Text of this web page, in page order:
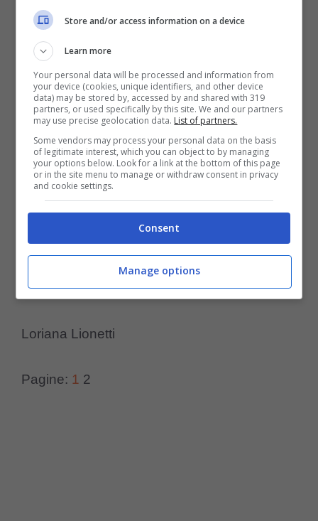
secondi complimenti
riusciti continuate a tenere la mente allenata
con iltest visiviper svilupparemaggiori
capacità di osservazione e una maggiore
elasticità mentale
Le informazioni presenti in questo articolo
hanno il solo scopo di curiosità e
intrattenimento, senza alcuna pretesa
scientifica.
Loriana Lionetti
Pagine: 1 2
Store and/or access information on a device
Learn more
Your personal data will be processed and information from
your device (cookies, unique identifiers, and other device
data) may be stored by, accessed by and shared with 319
partners, or used specifically by this site. We and our partners
may use precise geolocation data. List of partners.
Some vendors may process your personal data on the basis
of legitimate interest, which you can object to by managing
your options below. Look for a link at the bottom of this page
or in the site menu to manage or withdraw consent in privacy
and cookie settings.
Consent
Manage options